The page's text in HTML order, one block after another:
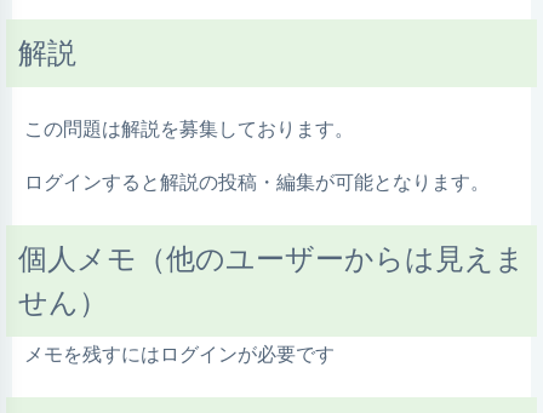
解説
この問題は解説を募集しております。
ログインすると解説の投稿・編集が可能となります。
個人メモ（他のユーザーからは見えま
せん）
メモを残すにはログインが必要です